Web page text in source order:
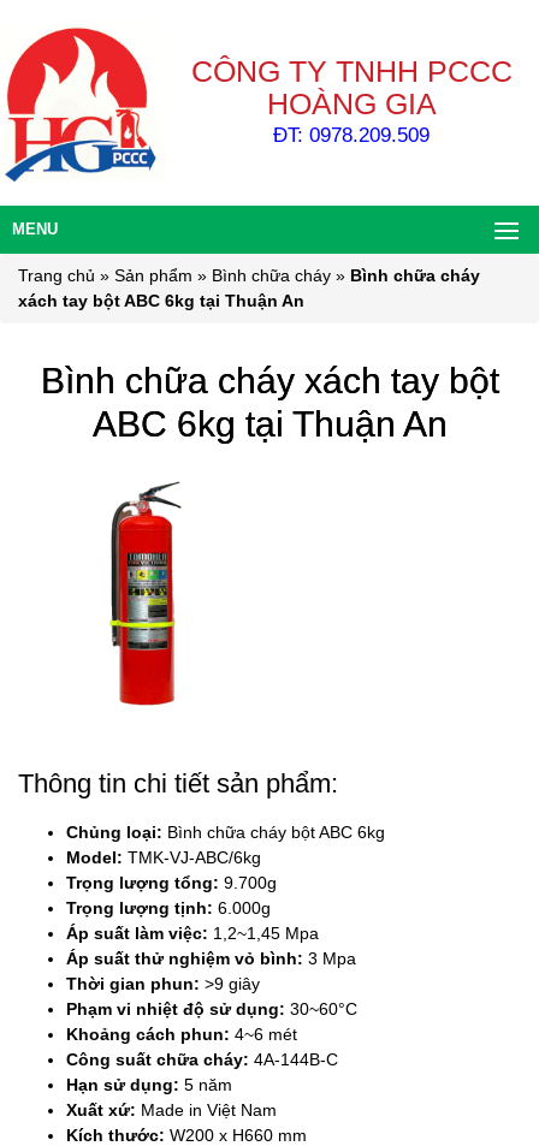
CÔNG TY TNHH PCCC
HOÀNG GIA
ĐT: 0978.209.509
MENU
Trang chủ » Sản phẩm » Bình chữa cháy » Bình chữa cháy
xách tay bột ABC 6kg tại Thuận An
Bình chữa cháy xách tay bột
ABC 6kg tại Thuận An
Thông tin chi tiết sản phẩm:
Chủng loại: Bình chữa cháy bột ABC 6kg
Model: TMK-VJ-ABC/6kg
Trọng lượng tổng: 9.700g
Trọng lượng tịnh: 6.000g
Áp suất làm việc: 1,2~1,45 Mpa
Áp suất thử nghiệm vỏ bình: 3 Mpa
Thời gian phun: >9 giây
Phạm vi nhiệt độ sử dụng: 30~60°C
Khoảng cách phun: 4~6 mét
Công suất chữa cháy: 4A-144B-C
Hạn sử dụng: 5 năm
Xuất xứ: Made in Việt Nam
Kích thước: W200 x H660 mm